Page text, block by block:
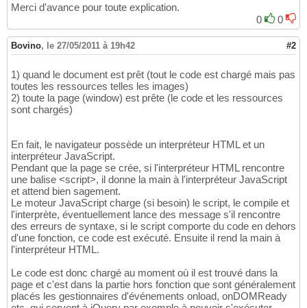
Merci d'avance pour toute explication.
0
0
Bovino, le 27/05/2011 à 19h42 #2
1) quand le document est prêt (tout le code est chargé mais pas
toutes les ressources telles les images)
2) toute la page (window) est prête (le code et les ressources
sont chargés)
En fait, le navigateur possède un interpréteur HTML et un
interpréteur JavaScript.
Pendant que la page se crée, si l'interpréteur HTML rencontre
une balise <script>, il donne la main à l'interpréteur JavaScript
et attend bien sagement.
Le moteur JavaScript charge (si besoin) le script, le compile et
l'interprète, éventuellement lance des message s'il rencontre
des erreurs de syntaxe, si le script comporte du code en dehors
d'une fonction, ce code est exécuté. Ensuite il rend la main à
l'interpréteur HTML.
Le code est donc chargé au moment où il est trouvé dans la
page et c'est dans la partie hors fonction que sont généralement
placés les gestionnaires d'événements onload, onDOMReady